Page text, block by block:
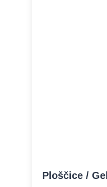
Ploščice /